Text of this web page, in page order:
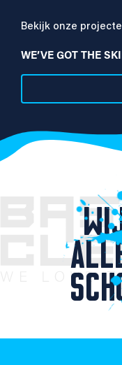
Bekijk onze
WE’VE GOT THE